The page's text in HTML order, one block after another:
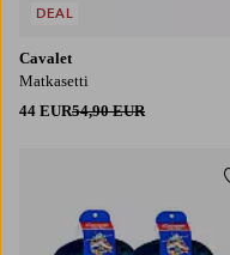
Cavalet
Matkasetti
44 EUR54,90 EUR
DEAL